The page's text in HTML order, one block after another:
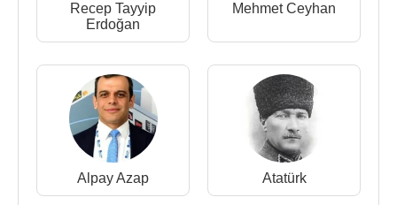
Kaynak:Biyografiler.com
Recep Tayyip
Erdoğan
Mehmet Ceyhan
Alpay Azap Atatürk